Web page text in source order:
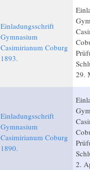
Einladungsschrift
Gymnasium
Casimirianum Coburg
1893.
29.
Einladungsschrift
Gymnasium
Casimirianum Coburg
1890.
2.